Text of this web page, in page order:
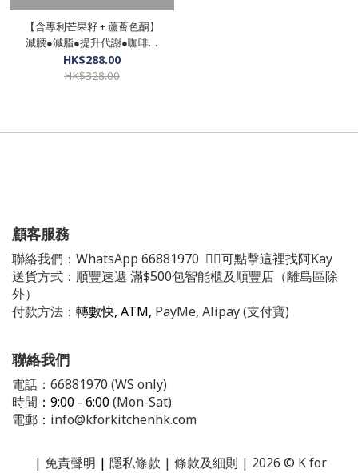
【含專利芒果籽 + 蘆薈色酮】
減腰●減脂●提升代謝●咖啡味
咀嚼片 (1盒28片) 多買多平 - 第
2盒只需 $238
HK$288.00
HK$328.00
顧客服務
聯絡我們： WhatsApp 66881970 👈🏻可點擊這裡找阿Kay
送貨方式：順豐速遞 滿$500包智能櫃及順豐店（離島區除
外）
付款方法： 轉數快, ATM, PayMe, Alipay (支付寶)
聯絡我們
電話：66881970 (WS only)
時間 ：9:00 - 6:00(Mon-Sat)
電郵 ： info@kforkitchenhk.com
| 免責聲明 | 隱私條款 | 條款及細則 | 2026 © K for